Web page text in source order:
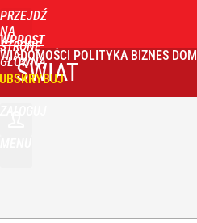
PRZEJDŹ
NA
STRONĘ
GŁÓWNĄ
WPROST
WIADOMOŚCI POLITYKA BIZNES DOM
ŚWIAT